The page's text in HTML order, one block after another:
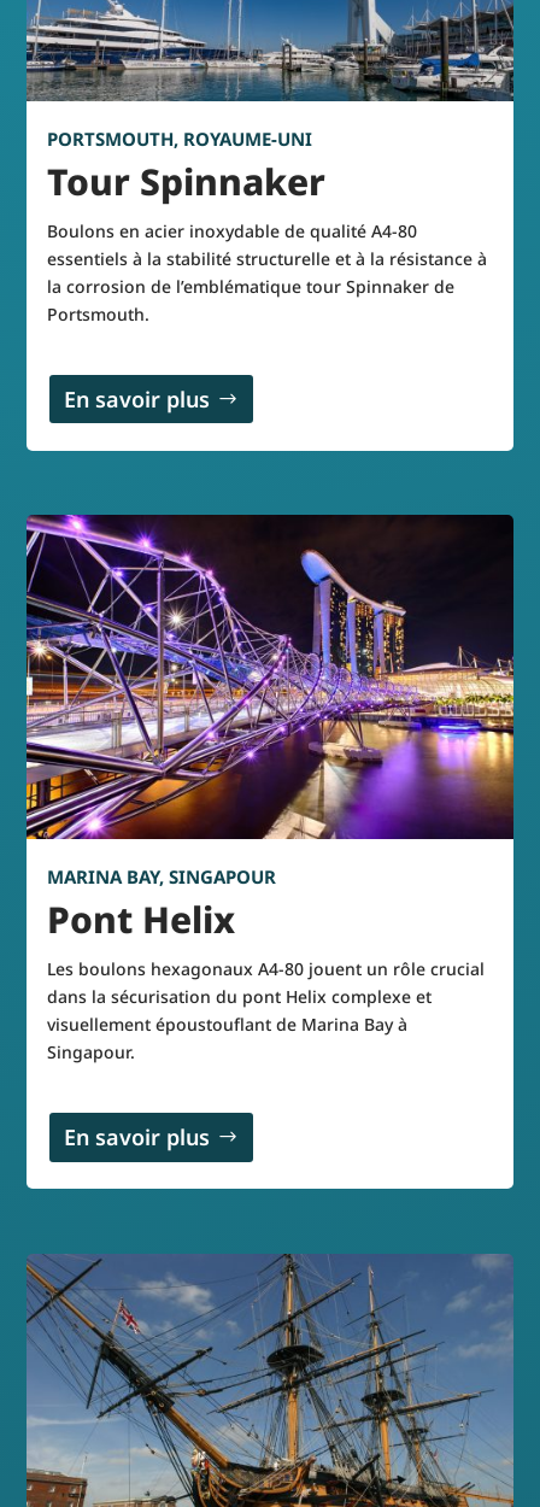
PORTSMOUTH, ROYAUME-UNI
Tour Spinnaker
Boulons en acier inoxydable de qualité A4-80
essentiels à la stabilité structurelle et à la résistance à
la corrosion de l’emblématique tour Spinnaker de
Portsmouth.
En savoir plus
MARINA BAY, SINGAPOUR
Pont Helix
Les boulons hexagonaux A4-80 jouent un rôle crucial
dans la sécurisation du pont Helix complexe et
visuellement époustouflant de Marina Bay à
Singapour.
En savoir plus